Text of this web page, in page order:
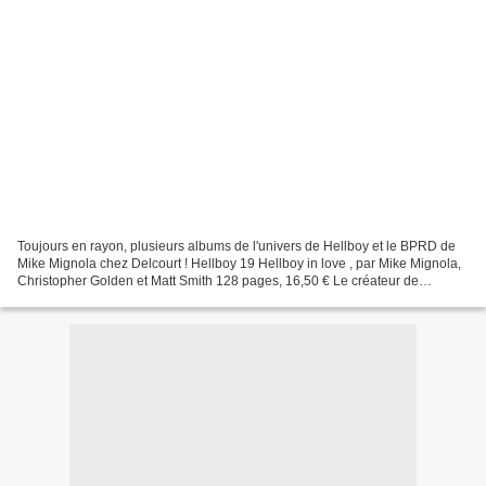
Toujours en rayon, plusieurs albums de l'univers de Hellboy et le BPRD de
Mike Mignola chez Delcourt ! Hellboy 19 Hellboy in love , par Mike Mignola,
Christopher Golden et Matt Smith 128 pages, 16,50 € Le créateur de